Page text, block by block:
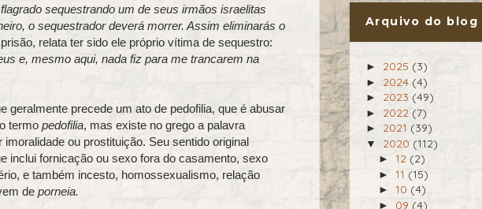
sequestrando um de seus irmãos israelitas
o sequestrador deverá morrer. Assim eliminarás o
relata ter sido ele próprio vítima de sequestro:
e, mesmo aqui, nada fiz para me trancarem na
geralmente precede um ato de pedofilia, que é abusar
termo pedofilia, mas existe no grego a palavra
ou prostituição. Seu sentido original
inclui fornicação ou sexo fora do casamento, sexo
e também incesto, homossexualismo, relação
de porneia.
Arquivo do blog
► 2025 (3)
► 2024 (4)
► 2023 (49)
► 2022 (7)
► 2021 (39)
▼ 2020 (112)
►12 (2)
►11 (15)
►10 (4)
► 09 (4)